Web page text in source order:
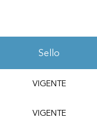
Sello
VIGENTE
VIGENTE